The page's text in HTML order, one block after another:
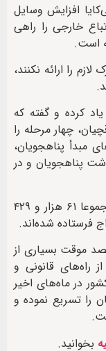
افزایش وسایل
خارجی را راهی
است.
را ارائه نکنند،
کرده و گفته که
چهار مرحله را
مبدأ پناهجویان،
پناهجویان و در
علی یرلی‌کایا گفته که در یکسال گذشته، مجموعا ۶۱ هزار و ۴۲۹
فرستاده شده‌اند.
موقت بسیاری از
راه‌های قانونی و
در ماه‌های اخیر
را تسریع نموده و
بخوانید.